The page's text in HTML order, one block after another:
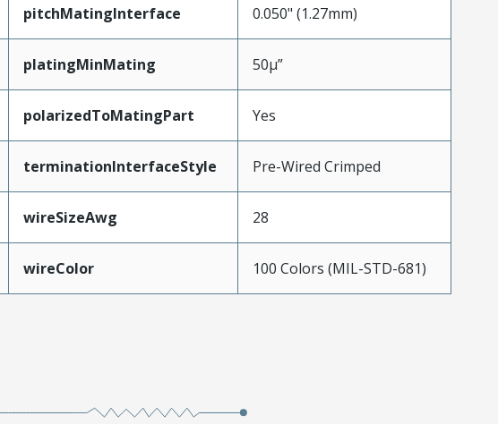
pitchMatingInterface 0.050" (1.27mm)
platingMinMating 50µ”
polarizedToMatingPart Yes
terminationInterfaceStyle Pre-Wired Crimped
wireSizeAwg 28
wireColor 100 Colors (MIL-STD-681)